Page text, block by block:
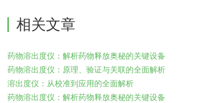
相关文章
药物溶出度仪：解析药物释放奥秘的关键设备
药物溶出度仪：原理、验证与关联的全面解析
溶出度仪：从校准到应用的全面解析
药物溶出度仪：解析药物释放奥秘的关键设备